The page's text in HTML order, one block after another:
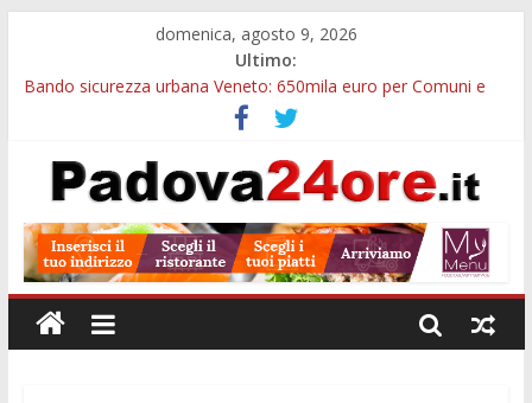
domenica, agosto 9, 2026
Ultimo:
Bando sicurezza urbana Veneto: 650mila euro per Comuni e
Restauro 2026, chiuse le domande: 2,5 milioni per formare
nuove competenze in Veneto
Calici di Stelle Arzergrande: astronomia, musica e sapori al
Notizie di Padova alle ore 10: censimento a Monselice, arresto
antidroga e siccità
Notizie di Padova alle ore 23: maltrattamenti, arresto a
Limena e progetto Cool Shop